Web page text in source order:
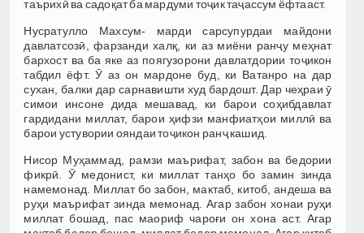
таърихӣ ва садоқат ба мардуми тоҷик таҷассум ёфтааст.
Нусратулло Махсум- марди сарсупурдаи майдони
давлатсозӣ, фарзанди халқ, ки аз миёни ранҷу меҳнат
бархост ва ба яке аз поягузорони давлатдории тоҷикон
табдил ёфт. Ӯ аз он мардоне буд, ки Ватанро на дар
сухан, балки дар сарнавишти худ бардошт. Дар чеҳраи ӯ
симои инсоне дида мешавад, ки барои соҳибдавлат
гардидани миллат, барои ҳифзи манфиатҳои миллӣ ва
барои устувории ояндаи тоҷикон ранҷ кашид.
Нисор Муҳаммад, рамзи маърифат, забон ва бедории
фикрӣ. Ӯ медонист, ки миллат танҳо бо замин зинда
намемонад. Миллат бо забон, мактаб, китоб, андеша ва
руҳи маърифат зинда мемонад. Агар забон хонаи руҳи
миллат бошад, пас маориф чароғи он хона аст. Агар